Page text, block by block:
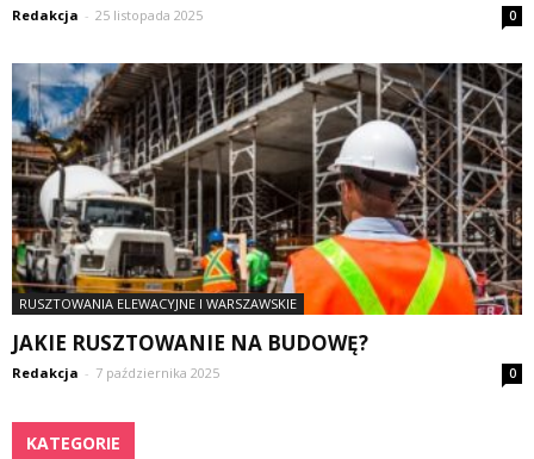
Redakcja - 25 listopada 2025 0
RUSZTOWANIA ELEWACYJNE I WARSZAWSKIE
JAKIE RUSZTOWANIE NA BUDOWĘ?
Redakcja - 7 października 2025 0
KATEGORIE